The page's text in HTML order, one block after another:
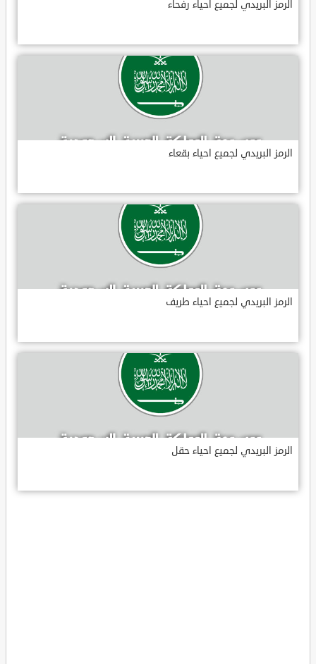
الرمز البريدي لجميع احياء رفحاء
الرمز البريدي لجميع احياء بقعاء
الرمز البريدي لجميع احياء طريف
الرمز البريدي لجميع احياء حقل